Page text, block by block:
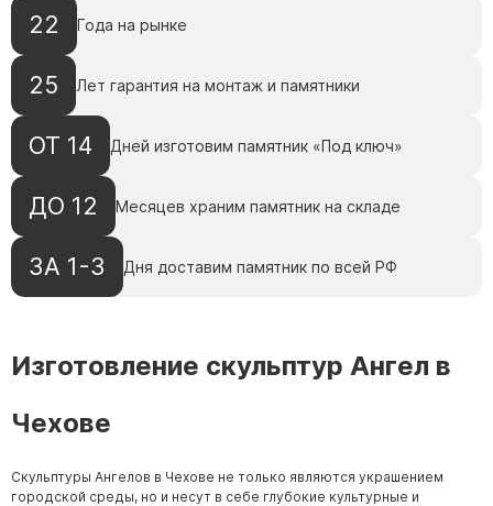
22 Года на рынке
25 Лет гарантия на монтаж и памятники
ОТ 14 Дней изготовим памятник «Под ключ»
ДО 12 Месяцев храним памятник на складе
ЗА 1-3 Дня доставим памятник по всей РФ
Изготовление скульптур Ангел в
Чехове
Скульптуры Ангелов в Чехове не только являются украшением
городской среды, но и несут в себе глубокие культурные и